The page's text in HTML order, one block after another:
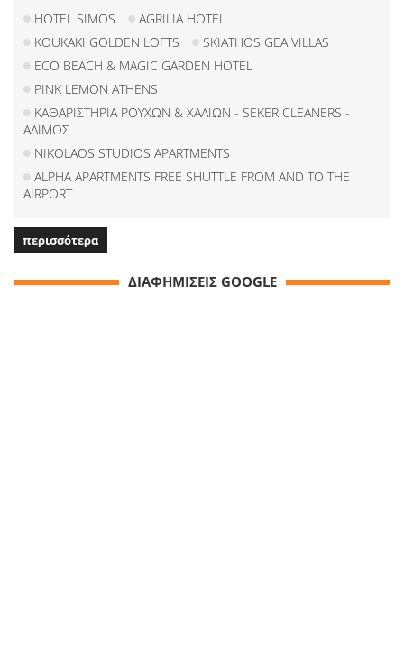
HOTEL SIMOS
AGRILIA HOTEL
KOUKAKI GOLDEN LOFTS
SKIATHOS GEA VILLAS
ECO BEACH & MAGIC GARDEN HOTEL
PINK LEMON ATHENS
ΚΑΘΑΡΙΣΤΗΡΙΑ ΡΟΥΧΩΝ & ΧΑΛΙΩΝ - SEKER CLEANERS -
ΑΛΙΜΟΣ
NIKOLAOS STUDIOS APARTMENTS
ALPHA APARTMENTS FREE SHUTTLE FROM AND TO THE
AIRPORT
περισσότερα
ΔΙΑΦΗΜΙΣΕΙΣ GOOGLE